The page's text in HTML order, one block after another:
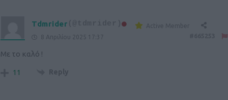
Tdmrider (@tdmrider)
Active Member
8 Απριλίου 2025 17:37
Με το καλό !
11 Reply